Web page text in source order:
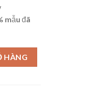
mẫu đã
HÀNG